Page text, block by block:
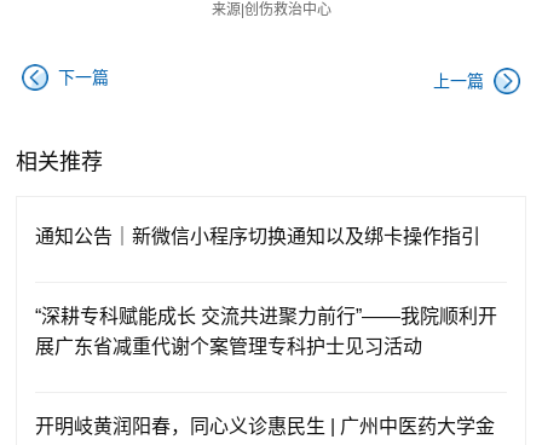
来源|创伤救治中心
下一篇 上一篇
相关推荐
通知公告｜新微信小程序切换通知以及绑卡操作指引
“深耕专科赋能成长 交流共进聚力前行”——我院顺利开
展广东省减重代谢个案管理专科护士见习活动
开明岐黄润阳春，同心义诊惠民生 | 广州中医药大学金